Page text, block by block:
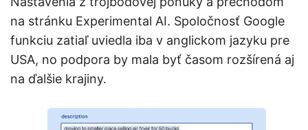
na stránku Experimental AI. Spoločnosť Google
funkciu zatiaľ uviedla iba v anglickom jazyku pre
USA, no podpora by mala byť časom rozšírená aj
na ďalšie krajiny.